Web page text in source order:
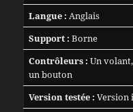
Langue : Anglais
Support : Borne
Contrôleurs : Un
un bouton
Version testée : Version